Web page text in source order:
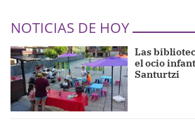
NOTICIAS DE HOY
Las
el ocio
Santurtzi